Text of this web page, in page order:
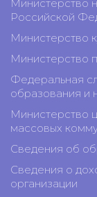
Министерство
Российской
Министерство
Министерство
Федеральная
образования и
Министерство
массовых
Сведения об
Сведения о
организации